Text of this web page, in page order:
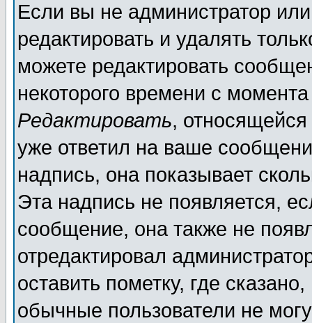
Если вы не администратор
редактировать и удалять
можете редактировать
некоторого времени с
Редактировать,
уже ответил на ваше
надпись, она показывает
Эта надпись не появляется,
сообщение, она также не
отредактировал
оставить пометку, где
обычные пользователи не